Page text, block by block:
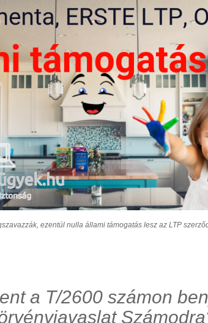
ezentúl nulla állami támogatás lesz az LTP
a T/2600 számon